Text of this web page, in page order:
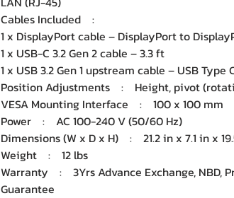
Cables Included :
1 x DisplayPort cable – DisplayPort to
1 x USB-C 3.2 Gen 2 cable – 3.3 ft
1 x USB 3.2 Gen 1 upstream cable – USB Type
Position Adjustments : Height, pivot
VESA Mounting Interface : 100 x 100 mm
Power : AC 100-240 V (50/60 Hz)
Dimensions (W x D x H) : 21.2 in x 7.1 in x
Weight : 12 lbs
Warranty : 3Yrs Advance Exchange, NBD,
Guarantee